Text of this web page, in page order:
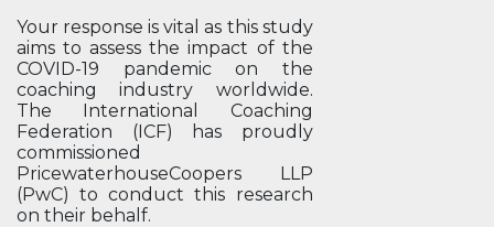
Your response is vital as this study
aims to assess the impact of the
COVID-19 pandemic on the
coaching industry worldwide.
The International Coaching
Federation (ICF) has proudly
commissioned
PricewaterhouseCoopers LLP
(PwC) to conduct this research
on their behalf.